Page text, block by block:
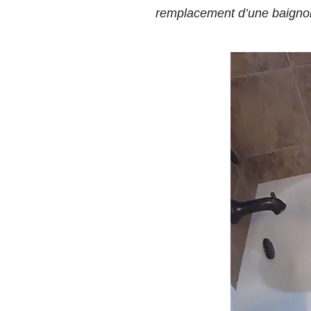
remplacement d’une